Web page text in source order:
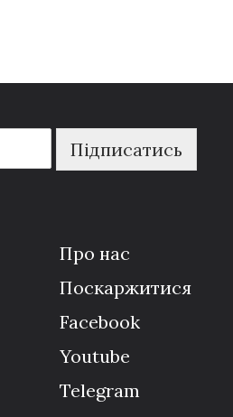
Підписатись
Про нас
Поскаржитися
Facebook
Youtube
Telegram